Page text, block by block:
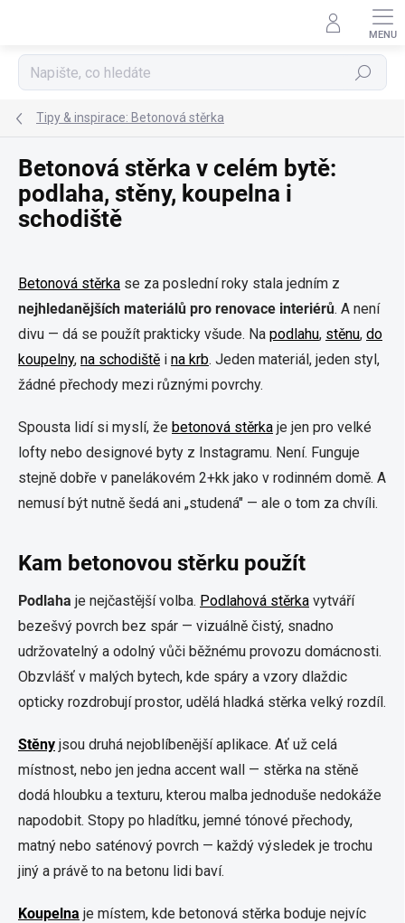
Hledat
Tipy & inspirace: Betonová stěrka
Betonová stěrka v celém bytě:
podlaha, stěny, koupelna i
schodiště
Betonová stěrka se za poslední roky stala jedním z
nejhledanějších materiálů pro renovace interiérů. A není
divu — dá se použít prakticky všude. Na podlahu, stěnu, do
koupelny, na schodiště i na krb. Jeden materiál, jeden styl,
žádné přechody mezi různými povrchy.
Spousta lidí si myslí, že betonová stěrka je jen pro velké
lofty nebo designové byty z Instagramu. Není. Funguje
stejně dobře v panelákovém 2+kk jako v rodinném domě. A
nemusí být nutně šedá ani „studená" — ale o tom za chvíli.
Kam betonovou stěrku použít
Podlaha je nejčastější volba. Podlahová stěrka vytváří
bezešvý povrch bez spár — vizuálně čistý, snadno
udržovatelný a odolný vůči běžnému provozu domácnosti.
Obzvlášť v malých bytech, kde spáry a vzory dlaždic
opticky rozdrobují prostor, udělá hladká stěrka velký rozdíl.
Stěny jsou druhá nejoblíbenější aplikace. Ať už celá
místnost, nebo jen jedna accent wall — stěrka na stěně
dodá hloubku a texturu, kterou malba jednoduše nedokáže
napodobit. Stopy po hladítku, jemné tónové přechody,
matný nebo saténový povrch — každý výsledek je trochu
jiný a právě to na betonu lidi baví.
Koupelna je místem, kde betonová stěrka boduje nejvíc